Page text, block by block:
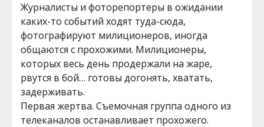
Журналисты и фоторепортеры в ожидании
каких-то событий ходят туда-сюда,
фотографируют милиционеров, иногда
общаются с прохожими. Милиционеры,
которых весь день продержали на жаре,
рвутся в бой… готовы догонять, хватать,
задерживать.
Первая жертва. Съемочная группа одного из
телеканалов останавливает прохожего.